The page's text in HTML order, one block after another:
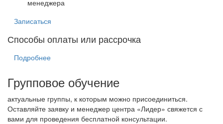
менеджера
Записаться
Способы оплаты или рассрочка
Подробнее
Групповое обучение
актуальные группы, к которым можно присоединиться.
Оставляйте заявку и менеджер центра «Лидер» свяжется с
вами для проведения бесплатной консультации.